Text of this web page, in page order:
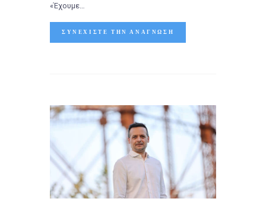
«Έχουμε…
ΣΥΝΕΧΊΣΤΕ ΤΗΝ ΑΝΆΓΝΩΣΗ